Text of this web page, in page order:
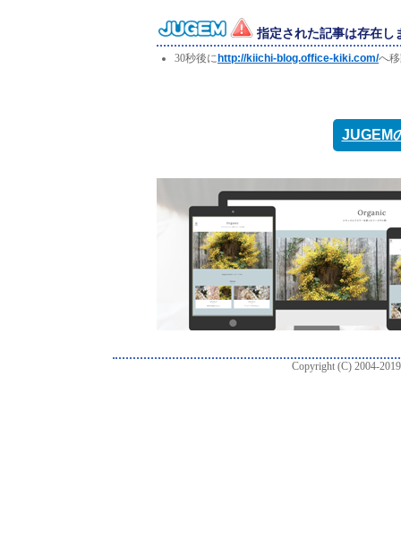
指定された記事は存在し
30秒後に http://kiichi-blog.office-kiki.com/へ
JUGEM
Copyright (C) 2004-